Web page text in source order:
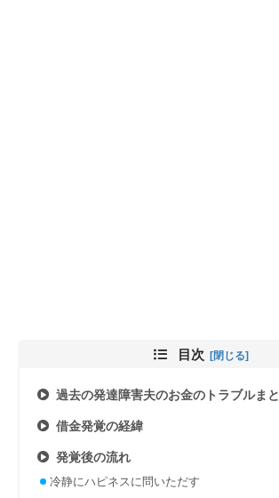
目次
過去の発達障害夫のお金のトラブルま
借金発覚の経緯
発覚後の流れ
冷静にハピネスに問いただす